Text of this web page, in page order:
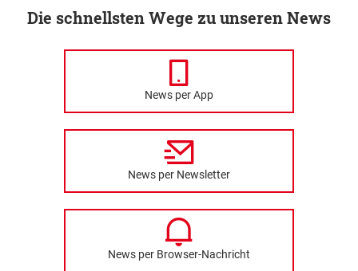
Die schnellsten Wege zu unseren News
News per App
News per Newsletter
News per Browser-Nachricht